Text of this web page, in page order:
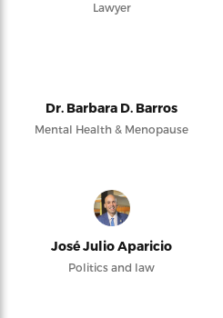
Lawyer
Dr. Barbara D. Barros
Mental Health & Menopause
José Julio Aparicio
Politics and law